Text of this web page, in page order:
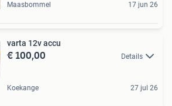
Maasbommel 17 jun 26
varta 12v accu
€ 100,00 Details
Koekange 27 jul 26